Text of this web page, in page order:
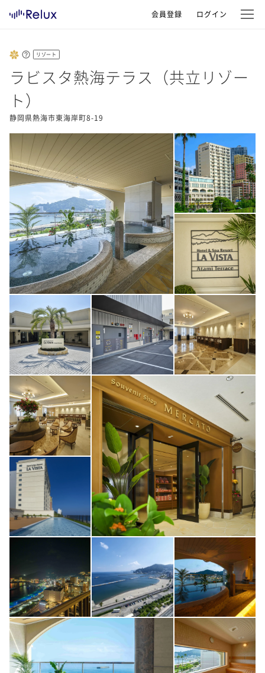
会員登録 ログイン
リゾート
ラビスタ熱海テラス（共立リゾー
ト）
静岡県熱海市東海岸町8-19